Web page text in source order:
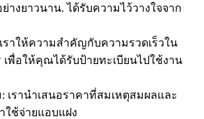
างยาวนาน. ได้รับความไว้วางใจจาก
ราให้ความสำคัญกับความรวดเร็วใน
เพื่อให้คุณได้รับป้ายทะเบียนไปใช้งาน
เรานำเสนอราคาที่สมเหตุสมผลและ
ใช้จ่ายแอบแฝง